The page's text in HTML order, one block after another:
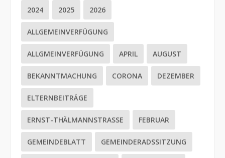
2024 2025 2026
ALLGEMEINVERFÜGUNG
ALLGMEINVERFÜGUNG APRIL AUGUST
BEKANNTMACHUNG CORONA DEZEMBER
ELTERNBEITRÄGE
ERNST-THÄLMANNSTRASSE FEBRUAR
GEMEINDEBLATT GEMEINDERADSSITZUNG